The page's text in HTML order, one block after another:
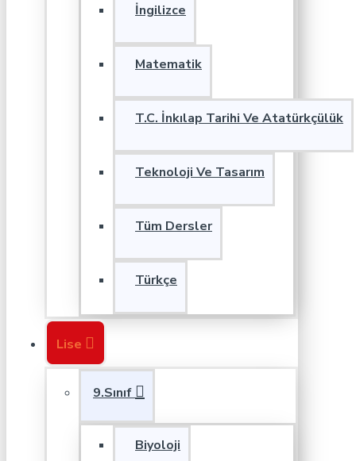
İngilizce
Matematik
T.C. İnkılap Tarihi Ve Atatürkçülük
Teknoloji Ve Tasarım
Tüm Dersler
Türkçe
Lise
9.Sınıf
Biyoloji